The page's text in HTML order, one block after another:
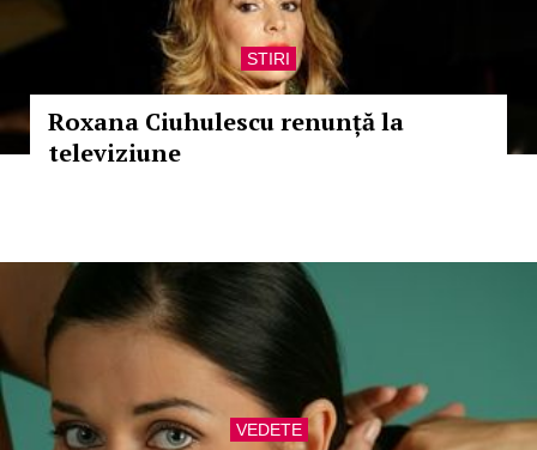
STIRI
Roxana Ciuhulescu renunță la
televiziune
VEDETE